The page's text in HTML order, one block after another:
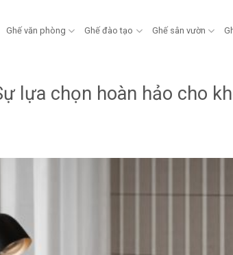
Ghế văn phòng Ghế đào tạo Ghế sân vườn
lựa chọn hoàn hảo cho